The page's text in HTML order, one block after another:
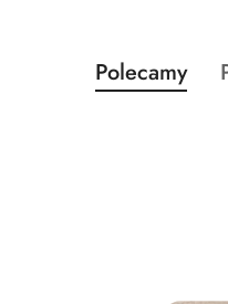
Pomiń karuzelę
Produkty
o
Polecamy